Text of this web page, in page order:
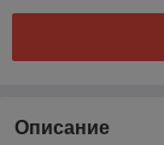
Описание